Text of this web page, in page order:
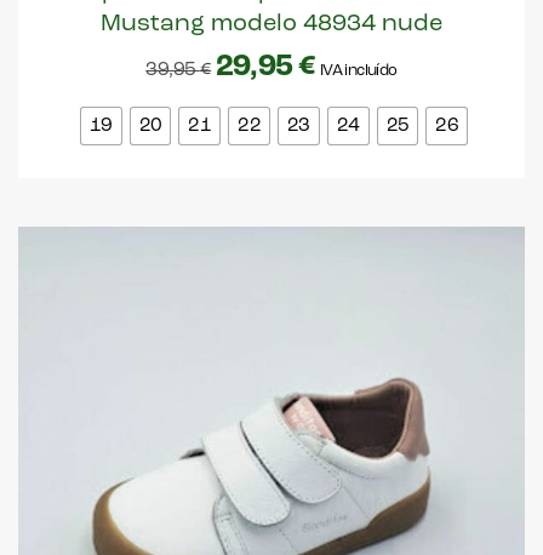
Mustang modelo 48934 nude
39,95€ 29,95€ IVA incluído
19 20 21 22 23 24 25 26